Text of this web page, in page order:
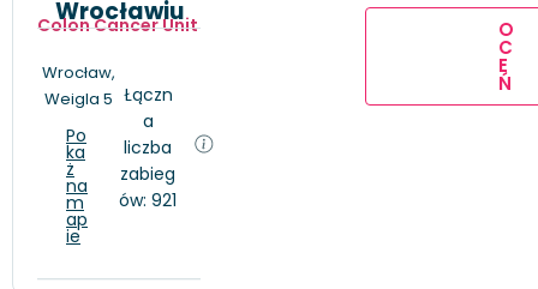
Wrocławiu
Colon Cancer Unit
Wrocław,
Weigla 5
Po
ka
ż
na
m
ap
ie
Łączn
a
liczba
zabieg
ów: 921
O
C
E
Ń